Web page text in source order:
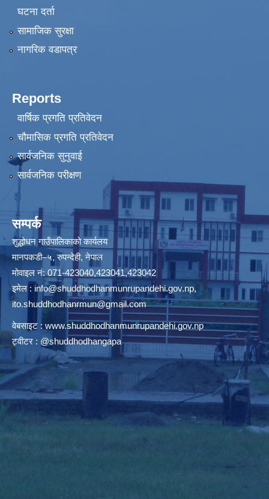
घटना दर्ता
सामाजिक सुरक्षा
नागरिक वडापत्र
Reports
वार्षिक प्रगति प्रतिवेदन
चौमासिक प्रगति प्रतिवेदन
सार्वजनिक सुनुवाई
सार्वजनिक परीक्षण
सम्पर्क
शुद्धोधन गाउँपालिकाको कार्यलय
मानपकडी–५, रुपन्देही, नेपाल
मोवाइल नं: 071-423040,423041,423042
इमेल : info@shuddhodhanmunrupandehi.gov.np,
ito.shuddhodhanrmun@gmail.com
वेबसाइट : www.shuddhodhanmunrupandehi.gov.np
ट्वीटर : @shuddhodhangapa